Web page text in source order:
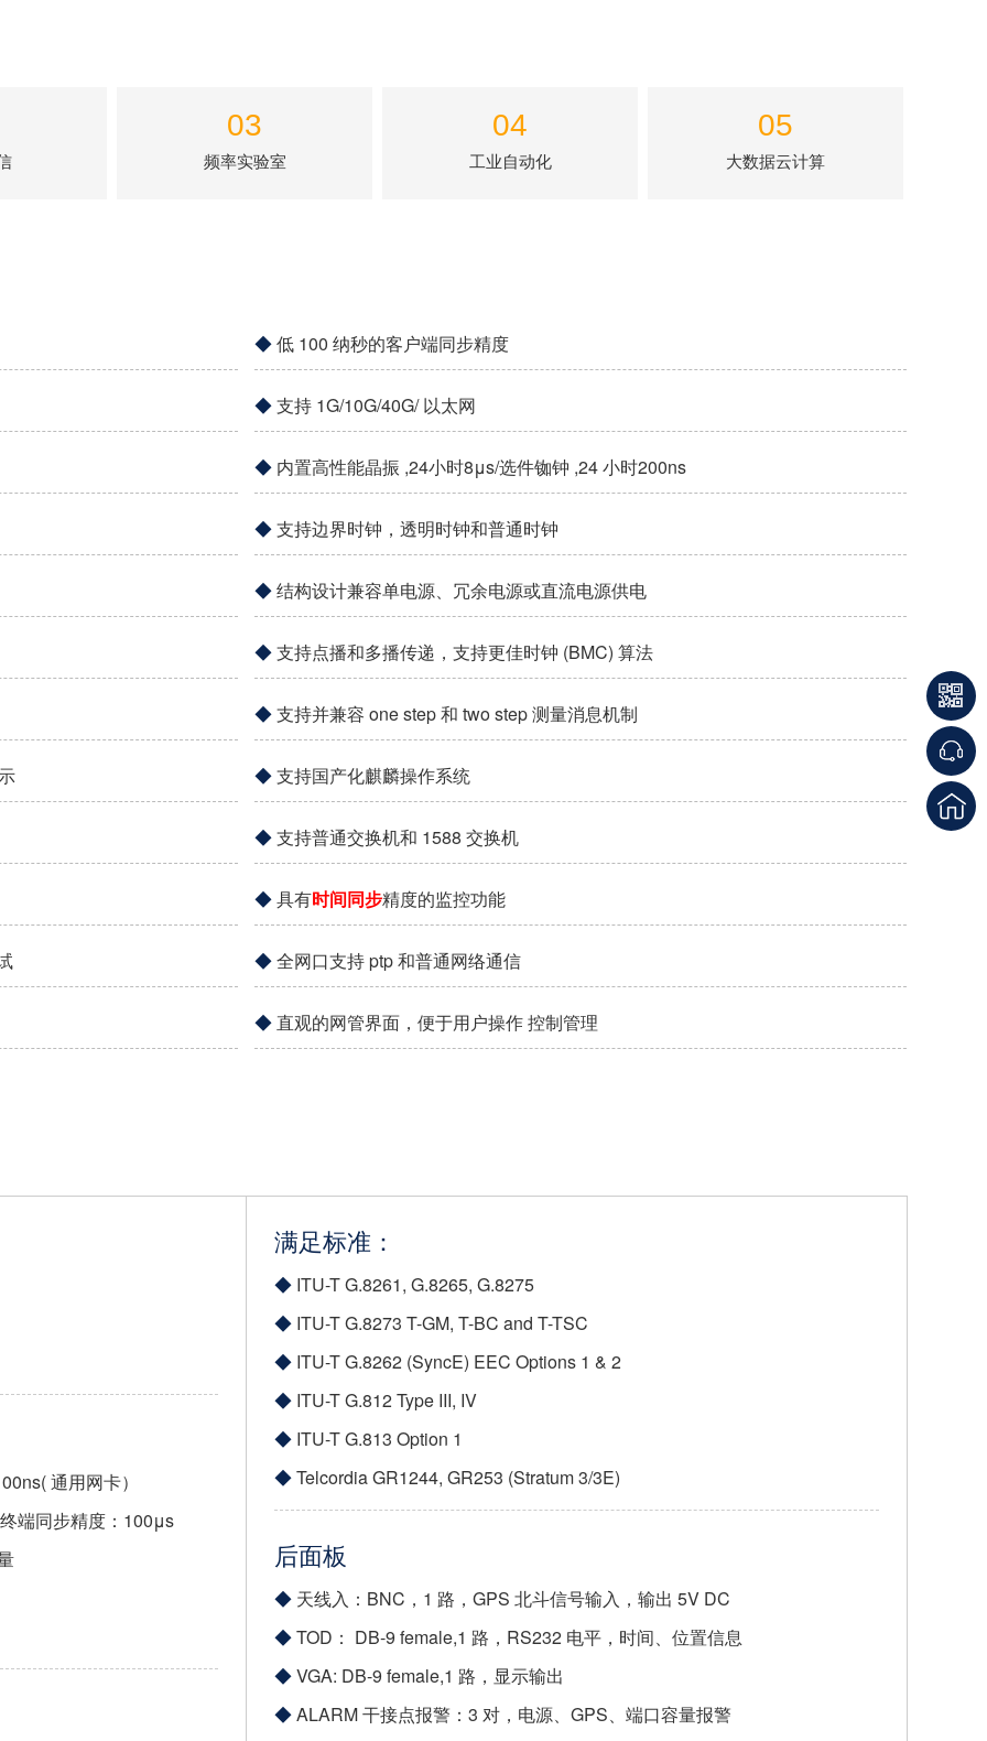
03
频率实验室
04
工业自动化
05
大数据云计算
低 100 纳秒的客户端同步精度
支持 1G/10G/40G/ 以太网
内置高性能晶振 ,24小时8μs/选件铷钟 ,24 小时200ns
支持边界时钟，透明时钟和普通时钟
结构设计兼容单电源、冗余电源或直流电源供电
支持点播和多播传递，支持更佳时钟 (BMC) 算法
支持并兼容 one step 和 two step 测量消息机制
支持国产化麒麟操作系统
支持普通交换机和 1588 交换机
具有时间同步精度的监控功能
全网口支持 ptp 和普通网络通信
直观的网管界面，便于用户操作 控制管理
通用网卡）
端同步精度：100μs
满足标准：
ITU-T G.8261, G.8265, G.8275
ITU-T G.8273 T-GM, T-BC and T-TSC
ITU-T G.8262 (SyncE) EEC Options 1 & 2
ITU-T G.812 Type III, IV
ITU-T G.813 Option 1
Telcordia GR1244, GR253 (Stratum 3/3E)
后面板
天线入：BNC，1 路，GPS 北斗信号输入，输出 5V DC
TOD： DB-9 female,1 路，RS232 电平，时间、位置信息
VGA: DB-9 female,1 路，显示输出
ALARM 干接点报警：3 对，电源、GPS、端口容量报警